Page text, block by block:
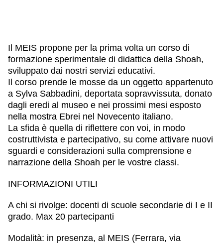
Il MEIS propone per la prima volta un corso di
formazione sperimentale di didattica della Shoah,
sviluppato dai nostri servizi educativi.
Il corso prende le mosse da un oggetto appartenuto
a Sylva Sabbadini, deportata sopravvissuta, donato
dagli eredi al museo e nei prossimi mesi esposto
nella mostra Ebrei nel Novecento italiano.
La sfida è quella di riflettere con voi, in modo
costruttivista e partecipativo, su come attivare nuovi
sguardi e considerazioni sulla comprensione e
narrazione della Shoah per le vostre classi.
INFORMAZIONI UTILI
A chi si rivolge: docenti di scuole secondarie di I e II
grado. Max 20 partecipanti
Modalità: in presenza, al MEIS (Ferrara, via